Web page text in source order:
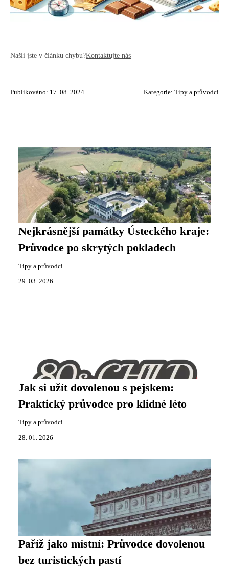
Našli jste v článku chybu?Kontaktujte nás
Publikováno: 17. 08. 2024 Kategorie: Tipy a průvodci
Nejkrásnější památky Ústeckého kraje:
Průvodce po skrytých pokladech
Tipy a průvodci
29. 03. 2026
Jak si užít dovolenou s pejskem:
Praktický průvodce pro klidné léto
Tipy a průvodci
28. 01. 2026
Paříž jako místní: Průvodce dovolenou
bez turistických pastí